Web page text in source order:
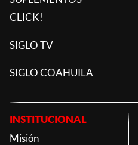
CLICK!
SIGLO TV
SIGLO COAHUILA
INSTITUCIONAL
Misión